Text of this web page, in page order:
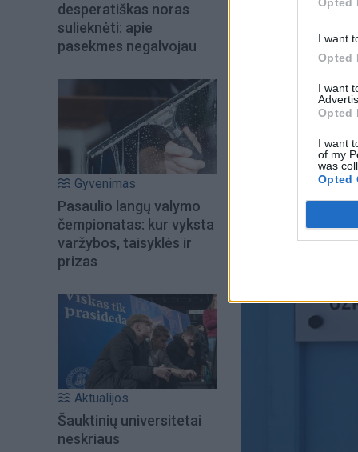
I want
Opted
I want
Opted
I want
of my
was
Opted
desperatiškas noras
sulieknėti: apie
pasekmes negalvojau
Gyvenimas
Pasaulio langų valymo
čempionatas: kur vyksta
varžybos, taisyklės ir
prizas
Aktualijos
Šauktinių universitetai
neskriaus